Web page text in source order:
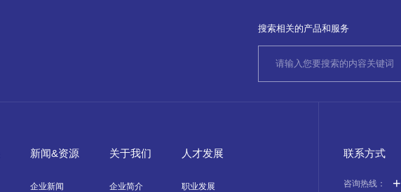
搜索相关的产品和服务
新闻&资源
企业新闻
关于我们
企业简介
人才发展
职业发展
联系方式
咨询热线：